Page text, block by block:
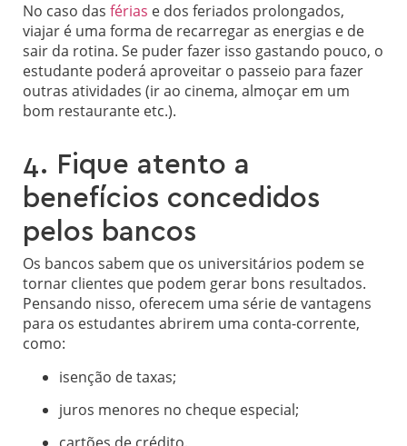
No caso das férias e dos feriados prolongados,
viajar é uma forma de recarregar as energias e de
sair da rotina. Se puder fazer isso gastando pouco, o
estudante poderá aproveitar o passeio para fazer
outras atividades (ir ao cinema, almoçar em um
bom restaurante etc.).
4. Fique atento a
benefícios concedidos
pelos bancos
Os bancos sabem que os universitários podem se
tornar clientes que podem gerar bons resultados.
Pensando nisso, oferecem uma série de vantagens
para os estudantes abrirem uma conta-corrente,
como:
isenção de taxas;
juros menores no cheque especial;